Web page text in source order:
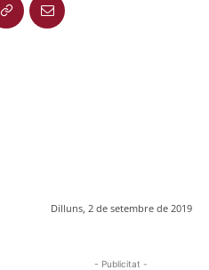
Dilluns, 2 de setembre de 2019
- Publicitat -